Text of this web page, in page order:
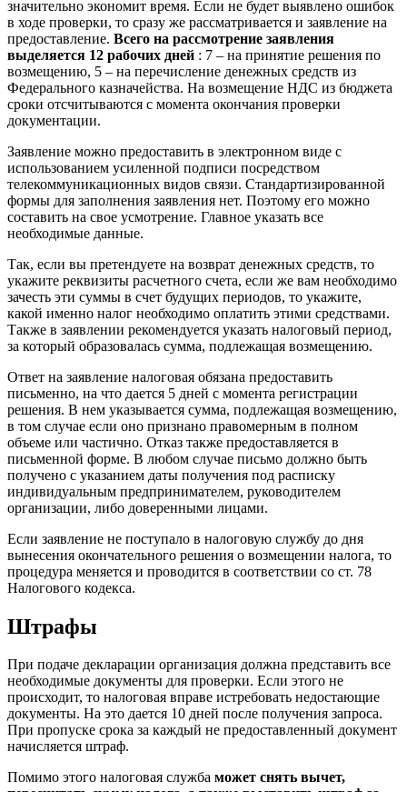
значительно экономит время. Если не будет выявлено ошибок
в ходе проверки, то сразу же рассматривается и заявление на
предоставление. Всего на рассмотрение заявления
выделяется 12 рабочих дней : 7 – на принятие решения по
возмещению, 5 – на перечисление денежных средств из
Федерального казначейства. На возмещение НДС из бюджета
сроки отсчитываются с момента окончания проверки
документации.
Заявление можно предоставить в электронном виде с
использованием усиленной подписи посредством
телекоммуникационных видов связи. Стандартизированной
формы для заполнения заявления нет. Поэтому его можно
составить на свое усмотрение. Главное указать все
необходимые данные.
Так, если вы претендуете на возврат денежных средств, то
укажите реквизиты расчетного счета, если же вам необходимо
зачесть эти суммы в счет будущих периодов, то укажите,
какой именно налог необходимо оплатить этими средствами.
Также в заявлении рекомендуется указать налоговый период,
за который образовалась сумма, подлежащая возмещению.
Ответ на заявление налоговая обязана предоставить
письменно, на что дается 5 дней с момента регистрации
решения. В нем указывается сумма, подлежащая возмещению,
в том случае если оно признано правомерным в полном
объеме или частично. Отказ также предоставляется в
письменной форме. В любом случае письмо должно быть
получено с указанием даты получения под расписку
индивидуальным предпринимателем, руководителем
организации, либо доверенными лицами.
Если заявление не поступало в налоговую службу до дня
вынесения окончательного решения о возмещении налога, то
процедура меняется и проводится в соответствии со ст. 78
Налогового кодекса.
Штрафы
При подаче декларации организация должна представить все
необходимые документы для проверки. Если этого не
происходит, то налоговая вправе истребовать недостающие
документы. На это дается 10 дней после получения запроса.
При пропуске срока за каждый не предоставленный документ
начисляется штраф.
Помимо этого налоговая служба может снять вычет,